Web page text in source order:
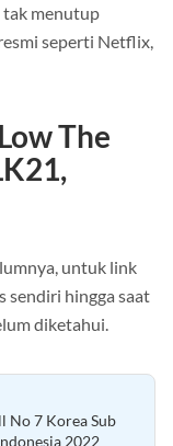
tak menutup
seperti Netflix,
The
untuk link
sendiri hingga saat
diketahui.
No 7 Korea Sub
2022